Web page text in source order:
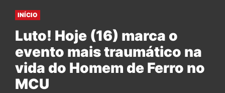
INÍCIO
Luto! Hoje (16) marca o
evento mais traumático na
vida do Homem de Ferro no
MCU